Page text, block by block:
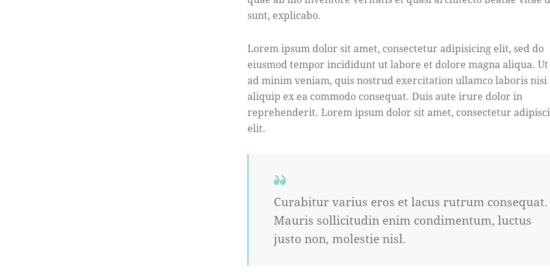
sunt, explicabo.
Lorem ipsum dolor sit amet, consectetur adipisicing elit, sed do
eiusmod tempor incididunt ut labore et dolore magna aliqua.
ad minim veniam, quis nostrud exercitation ullamco laboris nisi
aliquip ex ea commodo consequat. Duis aute irure dolor in
reprehenderit. Lorem ipsum dolor sit amet, consectetur
elit.
Curabitur varius eros et lacus rutrum consequat.
Mauris sollicitudin enim condimentum, luctus
justo non, molestie nisl.